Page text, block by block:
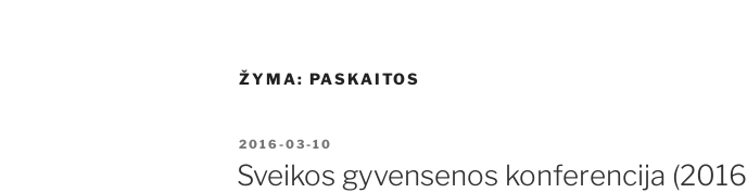
ŽYMA: PASKAITOS
PASKELBTA
2016-03-10
Sveikos gyvensenos konferencija (2016